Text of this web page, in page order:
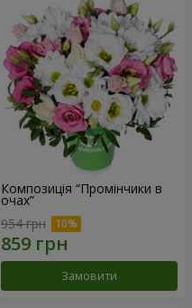
Композиція “Промінчики в
очах”
954 грн
Замовити